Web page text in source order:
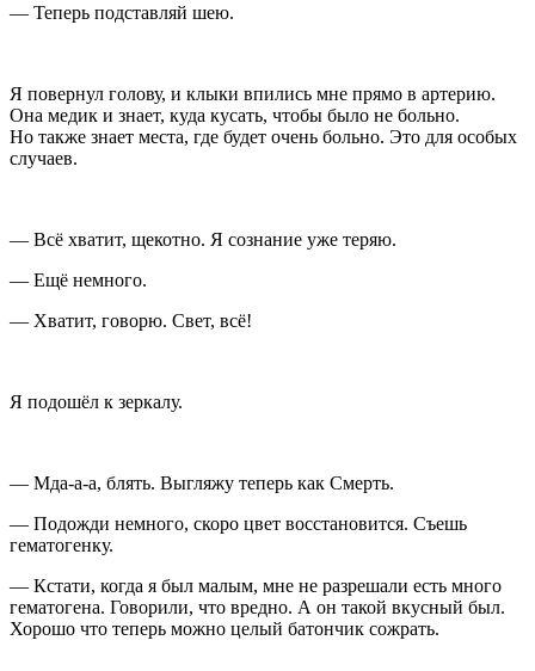
— Теперь подставляй шею.
Я повернул голову, и клыки впились мне прямо в артерию.
Она медик и знает, куда кусать, чтобы было не больно.
Но также знает места, где будет очень больно. Это для особых
случаев.
— Всё хватит, щекотно. Я сознание уже теряю.
— Ещё немного.
— Хватит, говорю. Свет, всё!
Я подошёл к зеркалу.
— Мда-а-а, блять. Выгляжу теперь как Смерть.
— Подожди немного, скоро цвет восстановится. Съешь
гематогенку.
— Кстати, когда я был малым, мне не разрешали есть много
гематогена. Говорили, что вредно. А он такой вкусный был.
Хорошо что теперь можно целый батончик сожрать.